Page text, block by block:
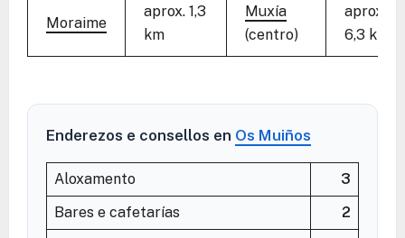
Moraime
aprox. 1,3
km
Muxía
(centro)
aprox.
6,3 km
Enderezos e consellos en Os Muiños
Aloxamento
3
Bares e cafetarías
2